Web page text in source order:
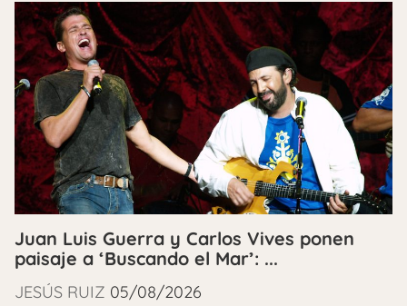
Juan Luis Guerra y Carlos Vives ponen
paisaje a ‘Buscando el Mar’: ...
JESÚS RUIZ 05/08/2026